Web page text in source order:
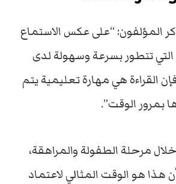
المؤلفون: “على عكس الاستماع
التي تتطور بسرعة وسهولة لدى
القراءة هي مهارة تعليمية يتم
بمرور الوقت”.
مرحلة الطفولة والمراهقة،
هذا هو الوقت المثالي لاعتماد